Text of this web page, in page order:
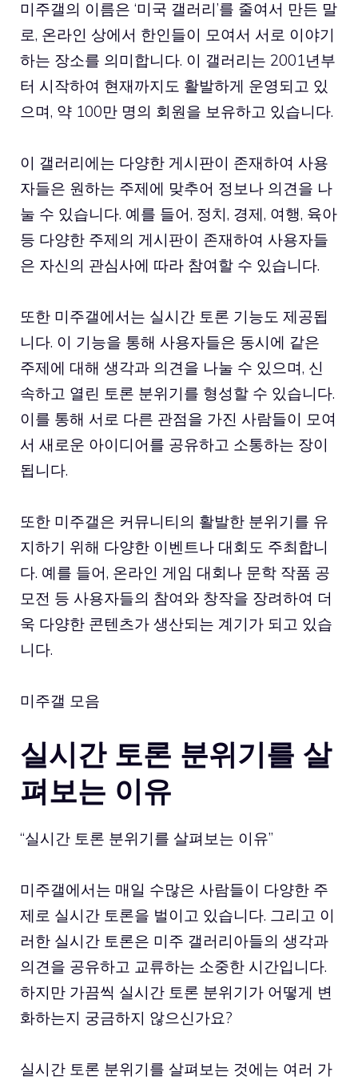
미주갤의 이름은 ‘미국 갤러리’를 줄여서 만든 말
로, 온라인 상에서 한인들이 모여서 서로 이야기
하는 장소를 의미합니다. 이 갤러리는 2001년부
터 시작하여 현재까지도 활발하게 운영되고 있
으며, 약 100만 명의 회원을 보유하고 있습니다.
이 갤러리에는 다양한 게시판이 존재하여 사용
자들은 원하는 주제에 맞추어 정보나 의견을 나
눌 수 있습니다. 예를 들어, 정치, 경제, 여행, 육아
등 다양한 주제의 게시판이 존재하여 사용자들
은 자신의 관심사에 따라 참여할 수 있습니다.
또한 미주갤에서는 실시간 토론 기능도 제공됩
니다. 이 기능을 통해 사용자들은 동시에 같은
주제에 대해 생각과 의견을 나눌 수 있으며, 신
속하고 열린 토론 분위기를 형성할 수 있습니다.
이를 통해 서로 다른 관점을 가진 사람들이 모여
서 새로운 아이디어를 공유하고 소통하는 장이
됩니다.
또한 미주갤은 커뮤니티의 활발한 분위기를 유
지하기 위해 다양한 이벤트나 대회도 주최합니
다. 예를 들어, 온라인 게임 대회나 문학 작품 공
모전 등 사용자들의 참여와 창작을 장려하여 더
욱 다양한 콘텐츠가 생산되는 계기가 되고 있습
니다.
미주갤 모음
실시간 토론 분위기를 살
펴보는 이유
“실시간 토론 분위기를 살펴보는 이유”
미주갤에서는 매일 수많은 사람들이 다양한 주
제로 실시간 토론을 벌이고 있습니다. 그리고 이
러한 실시간 토론은 미주 갤러리아들의 생각과
의견을 공유하고 교류하는 소중한 시간입니다.
하지만 가끔씩 실시간 토론 분위기가 어떻게 변
화하는지 궁금하지 않으신가요?
실시간 토론 분위기를 살펴보는 것에는 여러 가